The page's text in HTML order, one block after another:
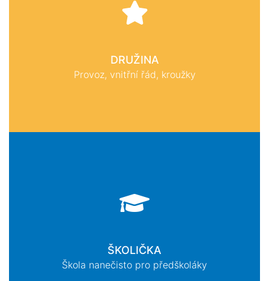
DRUŽINA
Provoz, vnitřní řád, kroužky
ŠKOLIČKA
Škola nanečisto pro předškoláky